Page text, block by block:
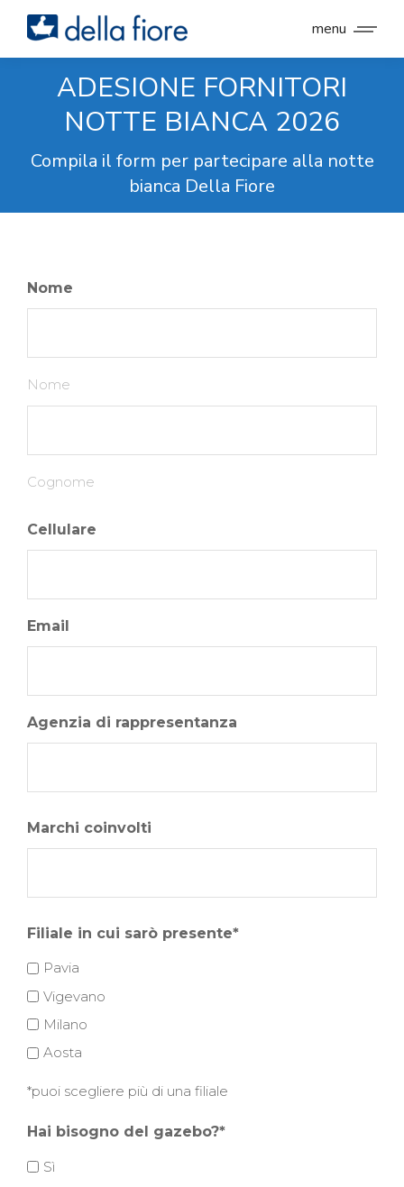
menu
ADESIONE FORNITORI
NOTTE BIANCA 2026
Compila il form per partecipare alla notte
bianca Della Fiore
Nome
Nome
Cognome
Cellulare
Email
Agenzia di rappresentanza
Marchi coinvolti
Filiale in cui sarò presente*
Pavia
Vigevano
Milano
Aosta
*puoi scegliere più di una filiale
Hai bisogno del gazebo?*
Sì